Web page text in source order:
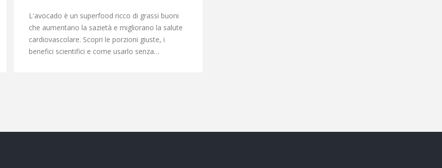
L'avocado è un superfood ricco di grassi buoni
che aumentano la sazietà e migliorano la salute
cardiovascolare. Scopri le porzioni giuste, i
benefici scientifici e come usarlo senza